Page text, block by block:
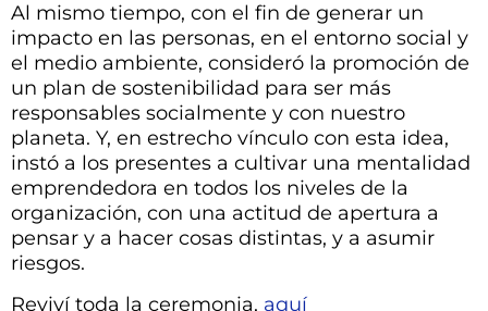
Al mismo tiempo, con el fin de generar un
impacto en las personas, en el entorno social y
el medio ambiente, consideró la promoción de
un plan de sostenibilidad para ser más
responsables socialmente y con nuestro
planeta. Y, en estrecho vínculo con esta idea,
instó a los presentes a cultivar una mentalidad
emprendedora en todos los niveles de la
organización, con una actitud de apertura a
pensar y a hacer cosas distintas, y a asumir
riesgos.
Reviví toda la ceremonia, aquí